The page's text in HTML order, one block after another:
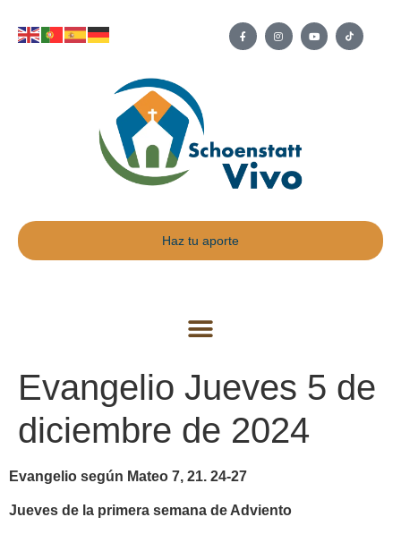
Haz tu aporte
Evangelio Jueves 5 de
diciembre de 2024
Evangelio según Mateo 7, 21. 24-27
Jueves de la primera semana de Adviento